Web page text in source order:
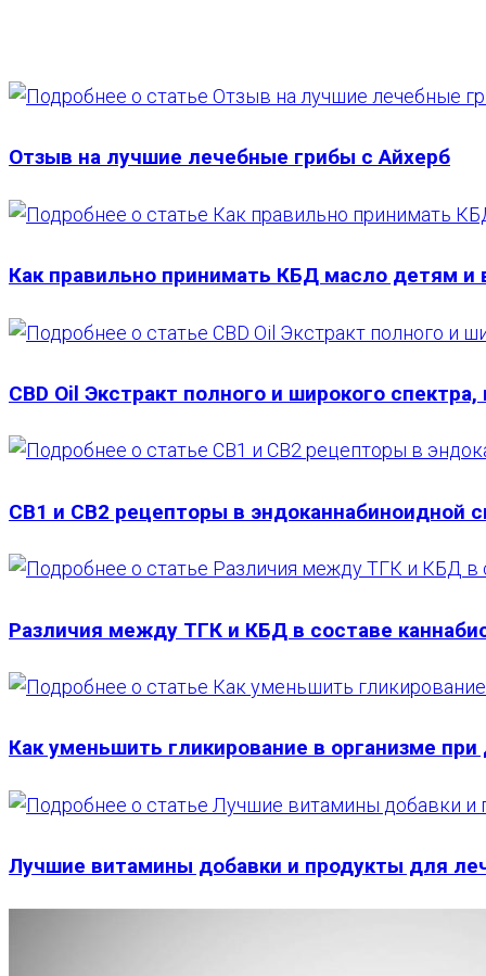
Отзыв на лучшие лечебные грибы с Айхерб
Как правильно принимать КБД масло детям и
CBD Oil Экстракт полного и широкого
CB1 и CB2 рецепторы в эндоканнабиноидной
Различия между ТГК и КБД в составе
Как уменьшить гликирование в организме при
Лучшие витамины добавки и продукты для